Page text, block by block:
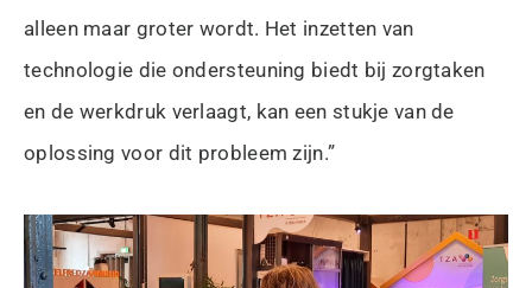
alleen maar groter wordt. Het inzetten van
technologie die ondersteuning biedt bij zorgtaken
en de werkdruk verlaagt, kan een stukje van de
oplossing voor dit probleem zijn.”